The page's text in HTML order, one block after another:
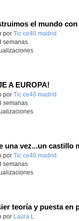
el mundo con
por Tic ce40 madrid
semanas
A EUROPA!
por Tic ce40 madrid
semanas
una vez...un castillo
por Tic ce40 madrid
semanas
educativo.
por Laura L.